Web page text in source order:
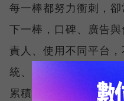
每一棒都努力衝刺，
下一棒，口碑、廣告
責人、使用不同平台
統、跨部門協作成本
累積多年的實戰經驗